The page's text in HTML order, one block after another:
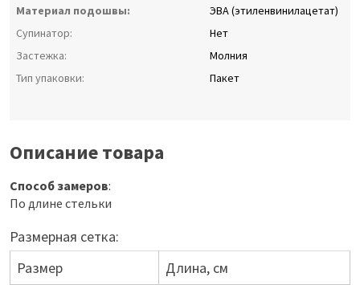
Материал подошвы:
ЭВА (этиленвинилацетат)
Супинатор:
Нет
Застежка:
Молния
Тип упаковки:
Пакет
Описание товара
Способ замеров:
По длине стельки
Размерная сетка:
Размер
Длина, см